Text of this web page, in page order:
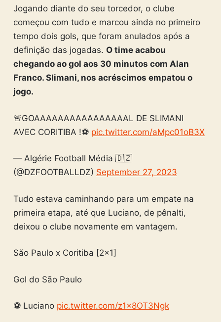
Jogando diante do seu torcedor, o clube
começou com tudo e marcou ainda no primeiro
tempo dois gols, que foram anulados após a
definição das jogadas. O time acabou
chegando ao gol aos 30 minutos com Alan
Franco. Slimani, nos acréscimos empatou o
jogo.
🚨GOAAAAAAAAAAAAAAAAL DE SLIMANI
AVEC CORITIBA !⚽️ pic.twitter.com/aMpc01oB3X
— Algérie Football Média 🇩🇿
(@DZFOOTBALLDZ) September 27, 2023
Tudo estava caminhando para um empate na
primeira etapa, até que Luciano, de pênalti,
deixou o clube novamente em vantagem.
São Paulo x Coritiba [2×1]
Gol do São Paulo
⚽ Luciano pic.twitter.com/z1x8OT3Ngk